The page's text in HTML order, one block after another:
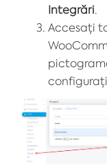
Integrări.
Accesați